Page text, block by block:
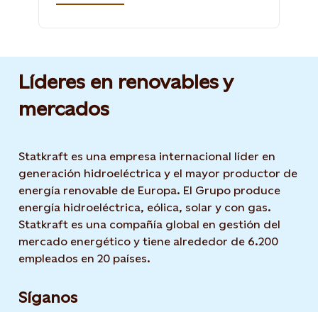
Líderes en renovables y
mercados
Statkraft es una empresa internacional líder en
generación hidroeléctrica y el mayor productor de
energía renovable de Europa. El Grupo produce
energía hidroeléctrica, eólica, solar y con gas.
Statkraft es una compañía global en gestión del
mercado energético y tiene alrededor de 6.200
empleados en 20 países.
Síganos